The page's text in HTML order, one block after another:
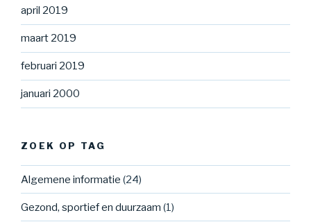
april 2019
maart 2019
februari 2019
januari 2000
ZOEK OP TAG
Algemene informatie (24)
Gezond, sportief en duurzaam (1)